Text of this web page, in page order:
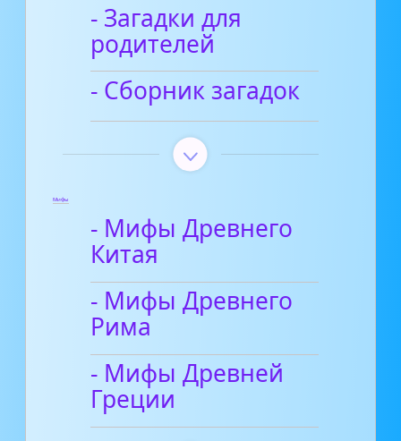
- Загадки для
родителей
- Сборник загадок
Мифы
- Мифы Древнего
Китая
- Мифы Древнего
Рима
- Мифы Древней
Греции